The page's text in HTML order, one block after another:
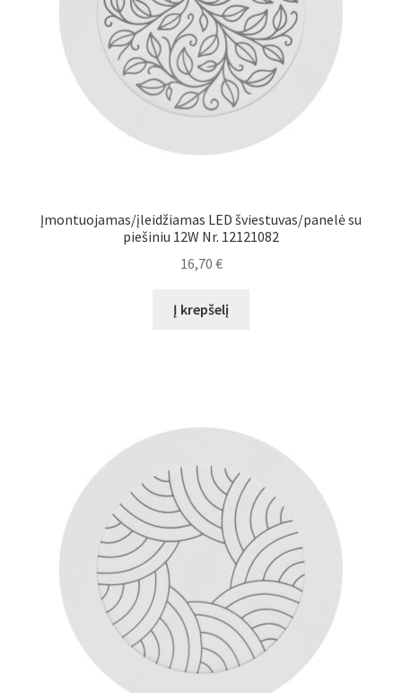
Įmontuojamas/įleidžiamas LED šviestuvas/panelė su
piešiniu 12W Nr. 12121082
16,70 €
Į krepšelį